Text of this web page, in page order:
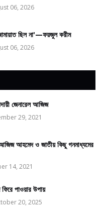
06, 2026
ছিল না'—ফয়জুল করীম
06, 2026
জেনারেল আজিজ
29, 2021
আজিজ আহমেদ ও জাতীয় কিছু গনমাধ্যমের
14, 2021
ফিরে পাওয়ার উপায়
20, 2025